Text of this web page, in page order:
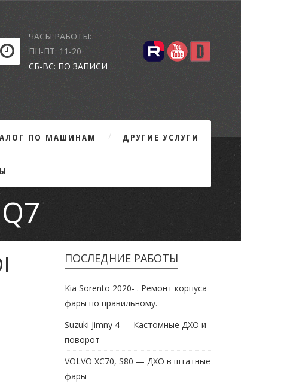
ЧАСЫ РАБОТЫ:
ПН-ПТ: 11-20
СБ-ВС: ПО ЗАПИСИ
ПО МАШИНАМ ДРУГИЕ УСЛУГИ
ПОСЛЕДНИЕ РАБОТЫ
Kia Sorento 2020- . Ремонт корпуса
фары по правильному.
Suzuki Jimny 4 — Кастомные ДХО и
поворот
VOLVO XC70, S80 — ДХО в штатные
фары